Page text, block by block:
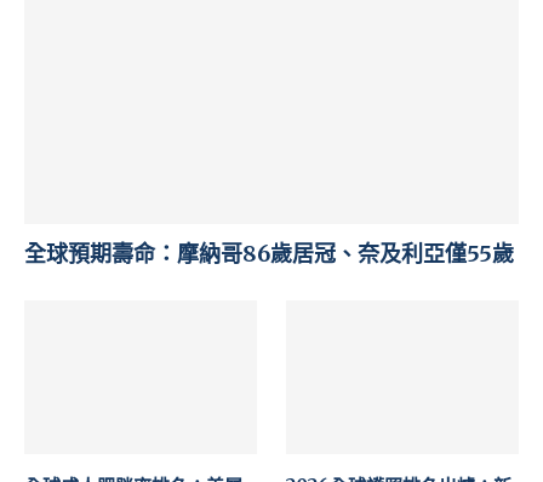
全球預期壽命：摩納哥86歲居冠、奈及利亞僅55歲